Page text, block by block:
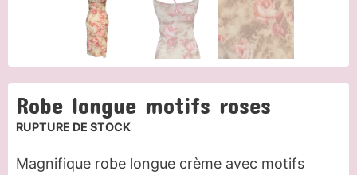
Robe longue motifs roses
Magnifique robe longue crème avec motifs
RUPTURE DE STOCK